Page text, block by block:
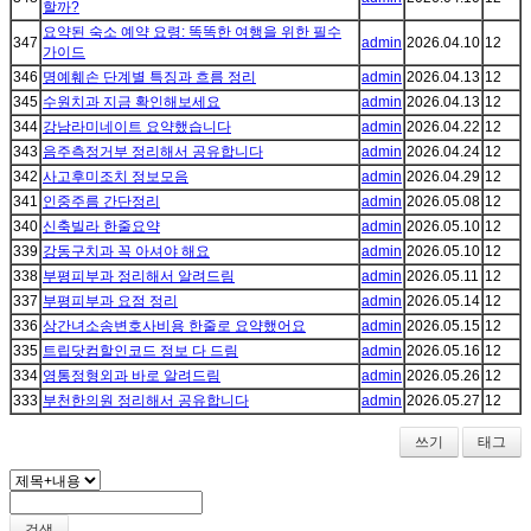
할까?
347
요약된 숙소 예약 요령: 똑똑한 여행을 위한 필수
가이드
admin 2026.04.10 12
346 명예훼손 단계별 특징과 흐름 정리 admin 2026.04.13 12
345 수원치과 지금 확인해보세요 admin 2026.04.13 12
344 강남라미네이트 요약했습니다 admin 2026.04.22 12
343 음주측정거부 정리해서 공유합니다 admin 2026.04.24 12
342 사고후미조치 정보모음 admin 2026.04.29 12
341 인중주름 간단정리 admin 2026.05.08 12
340 신축빌라 한줄요약 admin 2026.05.10 12
339 강동구치과 꼭 아셔야 해요 admin 2026.05.10 12
338 부평피부과 정리해서 알려드림 admin 2026.05.11 12
337 부평피부과 요점 정리 admin 2026.05.14 12
336 상간녀소송변호사비용 한줄로 요약했어요 admin 2026.05.15 12
335 트립닷컴할인코드 정보 다 드림 admin 2026.05.16 12
334 영통정형외과 바로 알려드림 admin 2026.05.26 12
333 부천한의원 정리해서 공유합니다 admin 2026.05.27 12
쓰기 태그